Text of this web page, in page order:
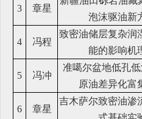
3 章星
泡沫驱油新
4 冯程
致密油储层复杂润
能的影响机
5 冯冲
准噶尔盆地低孔
原油差异化富
6 章星
吉木萨尔致密油渗